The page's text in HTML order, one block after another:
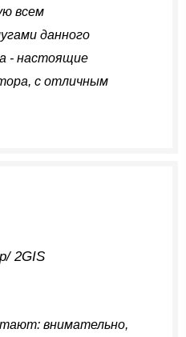
всем
данного
- настоящие
с отличным
2GIS
внимательно,